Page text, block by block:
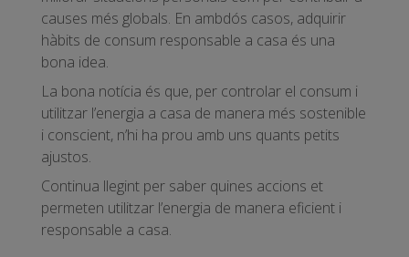
causes més globals. En ambdós casos, adquirir
hàbits de consum responsable a casa és una
bona idea.
La bona notícia és que, per controlar el consum i
utilitzar l’energia a casa de manera més sostenible
i conscient, n’hi ha prou amb uns quants petits
ajustos.
Continua llegint per saber quines accions et
permeten utilitzar l’energia de manera eficient i
responsable a casa.